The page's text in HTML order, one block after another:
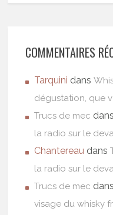
COMMENTAIRES
Tarquini dans
dégustation, que
Trucs de mec
la radio sur le
Chantereau dans
la radio sur le
Trucs de mec dans
visage du whisky